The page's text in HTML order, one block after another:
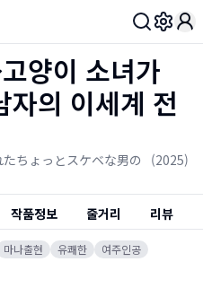
양이 소녀가
자의 이세계 전
ちょっとスケベな男の
(2025)
작품정보 줄거리 리뷰
마나출현 유쾌한 여주인공